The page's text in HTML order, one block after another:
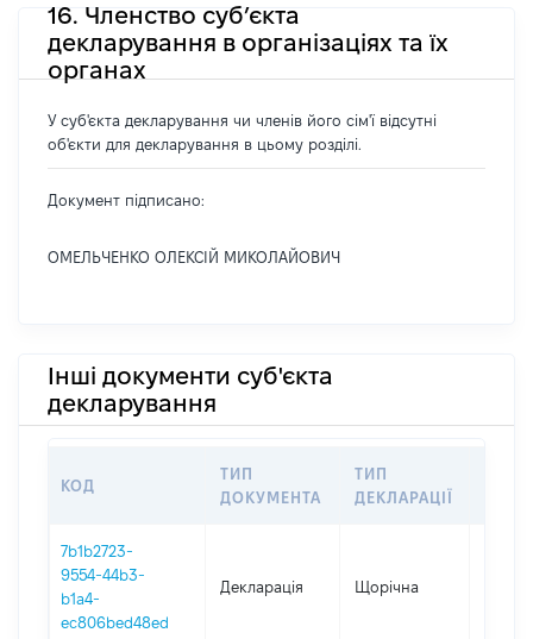
16. Членство суб’єкта
декларування в організаціях та їх
органах
У суб'єкта декларування чи членів його сім'ї відсутні
об'єкти для декларування в цьому розділі.
Документ підписано:
ОМЕЛЬЧЕНКО ОЛЕКСІЙ МИКОЛАЙОВИЧ
Інші документи суб'єкта
декларування
КОД
ТИП
ДОКУМЕНТА
ТИП
ДЕКЛАРАЦІЇ
7b1b2723-
9554-44b3-
b1a4-
ec806bed48ed
Декларація Щорічна